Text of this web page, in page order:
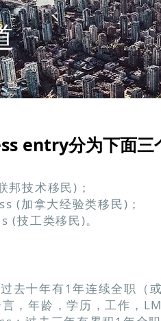
entry分为下面三
技术移民)；
(加拿大经验类移民)；
技工类移民)。
十年有1年连续全职（
，年龄，学历，工作，